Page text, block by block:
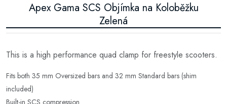
Apex Gama SCS Objímka na Koloběžku
Zelená
This is a high performance quad clamp for freestyle scooters.
Fits both 35 mm Oversized bars and 32 mm Standard bars (shim
included)
Built-in SCS compression